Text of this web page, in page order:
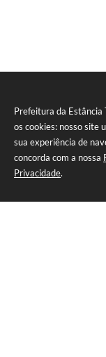
Prefeitura da Estância
os cookies: nosso site
sua experiência de
concorda com a nossa
Privacidade.